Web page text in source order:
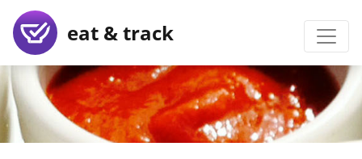
eat & track